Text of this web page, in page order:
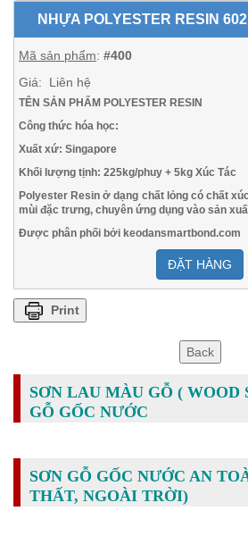
NHỰA POLYESTER RESIN
Mã sản phẩm: #400
Giá: Liên hệ
TÊN SẢN PHẨM POLYESTER RESIN
Công thức hóa học:
Xuất xứ: Singapore
Khối lượng tịnh: 225kg/phuy + 5kg Xúc Tác
Polyester Resin ở dạng chất lỏng có chất
mùi đặc trưng, chuyên ứng dụng vào sản
Được phân phối bởi keodansmartbond.com
ĐẶT HÀNG
Print
SƠN LAU MÀU GỖ ( WOOD
GỖ GỐC NƯỚC
SƠN GỖ GỐC NƯỚC AN
THẤT, NGOÀI TRỜI)